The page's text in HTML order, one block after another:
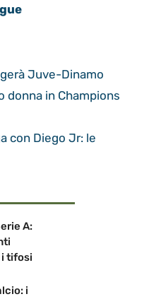
Juve-Dinamo
donna in Champions
con Diego Jr: le
A:
tifosi
i